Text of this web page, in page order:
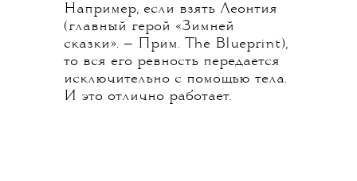
Например, если взять Леонтия
(главный герой «Зимней
сказки». — Прим. The Blueprint),
то вся его ревность передается
исключительно с помощью тела.
И это отлично работает.